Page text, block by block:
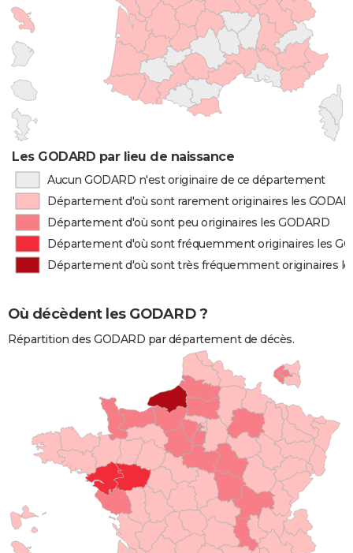
Les GODARD par lieu de naissance
Aucun GODARD n'est originaire de ce département
Département d'où sont rarement originaires les
Département d'où sont peu originaires les GODARD
Département d'où sont fréquemment originaires les
Département d'où sont très fréquemment originaires
Où décèdent les GODARD ?
Répartition des GODARD par département de décès.